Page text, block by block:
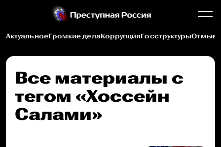
АктуальноеГромкие делаКоррупцияГосструктуры
Все материалы c
тегом «Хоссейн
Салами»